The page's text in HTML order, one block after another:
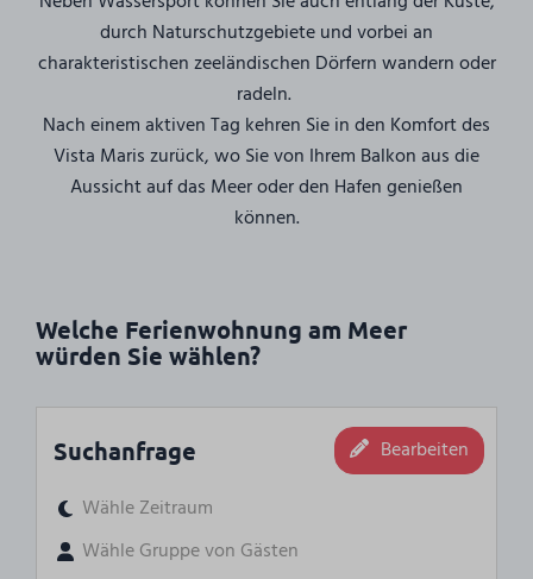
durch Naturschutzgebiete und vorbei an
charakteristischen zeeländischen Dörfern wandern oder
radeln.
Nach einem aktiven Tag kehren Sie in den Komfort des
Vista Maris zurück, wo Sie von Ihrem Balkon aus die
Aussicht auf das Meer oder den Hafen genießen
können.
Welche Ferienwohnung am Meer
würden Sie wählen?
Suchanfrage
Bearbeiten
Wähle Zeitraum
Wähle Gruppe von Gästen